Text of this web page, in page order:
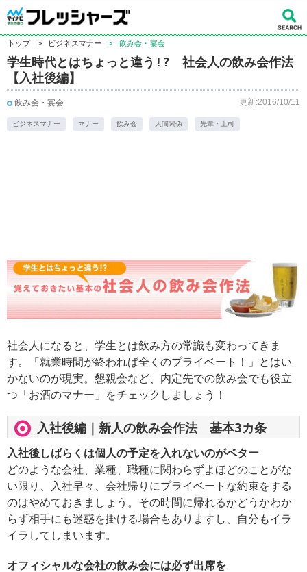
トップ > ビジネスマナー > 飲み会・宴会
学生時代とはちょっと違う!? 社会人の飲み会作法
【入社後編】
飲み会・宴会 更新:2016/10/11
ビジネスマナー マナー 飲み会 人間関係 先輩・上司
社会人になると、学生とは飲み方の常識も変わってきま
す。「就業時間が終われば全くのプライベート！」とはい
かないのが現実。懇親会など、内定先での飲み会でも役立
つ「お酒のマナー」をチェックしましょう！
入社後編｜新人の飲み会作法 基本3カ条
入社後しばらくは個人の予定を入れないのがベター
どのような会社、業種、職種に関わらずよほどのことがな
い限り、入社早々、会社帰りにプライベートな約束をする
のはやめておきましょう。その時間に帰れるかどうかわか
らず相手にも迷惑を掛ける場合もありますし、自分もイラ
イラしてしまいます。
オフィシャルな会社の飲み会には必ず出席を